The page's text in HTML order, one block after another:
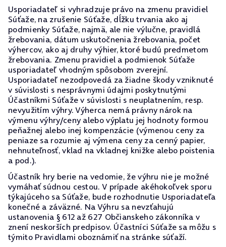
Usporiadateľ si vyhradzuje právo na zmenu pravidiel
Súťaže, na zrušenie Súťaže, dĺžku trvania ako aj
podmienky Súťaže, najmä, ale nie výlučne, pravidlá
žrebovania, dátum uskutočnenia žrebovania, počet
výhercov, ako aj druhy výhier, ktoré budú predmetom
žrebovania. Zmenu pravidiel a podmienok Súťaže
usporiadateľ vhodným spôsobom zverejní.
Usporiadateľ nezodpovedá za žiadne škody vzniknuté
v súvislosti s nesprávnymi údajmi poskytnutými
Účastníkmi Súťaže v súvislosti s neuplatnením, resp.
nevyužitím výhry. Výherca nemá právny nárok na
výmenu výhry/ceny alebo výplatu jej hodnoty formou
peňažnej alebo inej kompenzácie (výmenou ceny za
peniaze sa rozumie aj výmena ceny za cenný papier,
nehnuteľnosť, vklad na vkladnej knižke alebo poistenia
a pod.).
Účastník hry berie na vedomie, že výhru nie je možné
vymáhať súdnou cestou. V prípade akéhokoľvek sporu
týkajúceho sa Súťaže, bude rozhodnutie Usporiadateľa
konečné a záväzné. Na Výhru sa nevzťahujú
ustanovenia § 612 až 627 Občianskeho zákonníka v
znení neskorších predpisov. Účastníci Súťaže sa môžu s
týmito Pravidlami oboznámiť na stránke súťaží.